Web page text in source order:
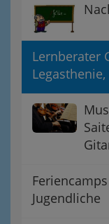
Lernberater
Jugendliche